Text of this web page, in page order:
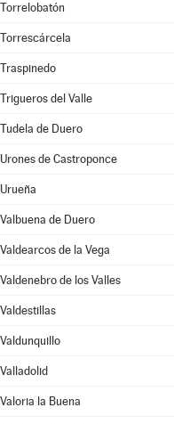
Torrelobatón
Torrescárcela
Traspinedo
Trigueros del Valle
Tudela de Duero
Urones de Castroponce
Urueña
Valbuena de Duero
Valdearcos de la Vega
Valdenebro de los Valles
Valdestillas
Valdunquillo
Valladolid
Valoria la Buena